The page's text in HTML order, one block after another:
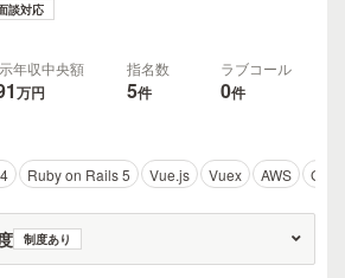
談対応
年収中央額
万円
指名数
5件
ラブコール
0件
Ruby on Rails 5 Vue.js Vuex AWS Go
制度あり